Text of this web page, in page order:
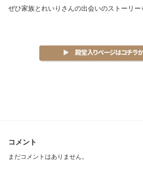
ぜひ家族とれいりさんの出会いのストーリー
コメント
まだコメントはありません。